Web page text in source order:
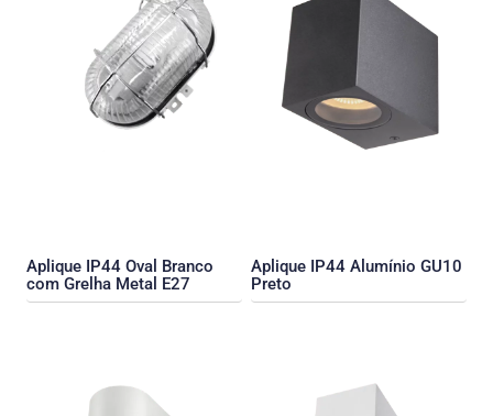
Aplique IP44 Oval Branco
com Grelha Metal E27
Aplique IP44 Alumínio GU10
Preto